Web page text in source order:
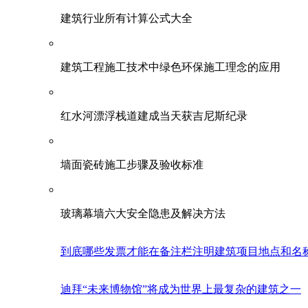
建筑行业所有计算公式大全
建筑工程施工技术中绿色环保施工理念的应用
红水河漂浮栈道建成当天获吉尼斯纪录
墙面瓷砖施工步骤及验收标准
玻璃幕墙六大安全隐患及解决方法
到底哪些发票才能在备注栏注明建筑项目地点和名
迪拜“未来博物馆”将成为世界上最复杂的建筑之一